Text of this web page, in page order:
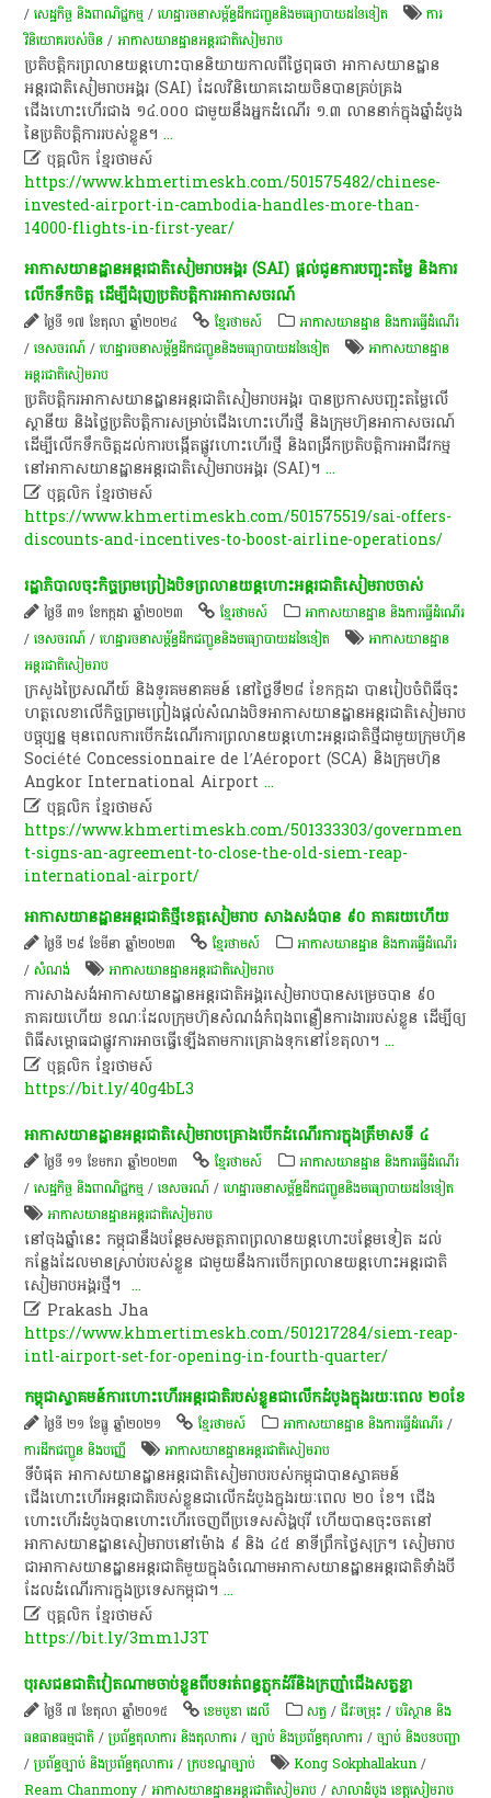
/សេដ្ឋកិច្ច និងពាណិជ្ជកម្ម /ហេដ្ឋារចនាសម្ព័ន្ធដឹកជញ្ជូននិងមធ្យោបាយដទៃទៀត
ការ
វិនិយោគរបស់ចិន /អាកាសយានដ្ឋានអន្តរជាតិសៀមរាប
​ប្រតិបត្តិ​ករ​ព្រ​លាន​យន្តហោះ​បាន​និយាយ​កាលពី​ថ្ងៃ​ពុធ​ថា​ អាកាសយានដ្ឋាន​
អន្តរជាតិ​សៀមរាប​អង្គរ​ (SAI)​ ដែល​វិនិយោគ​ដោយ​ចិន​បាន​គ្រប់គ្រង​
ជើងហោះហើរ​ជាង​ ១៤.០០០​ ជាមួយនឹង​អ្នកដំណើរ​ ១.៣​ លាន​នាក់​ក្នុង​ឆ្នាំ​ដំបូង​
នៃប្រតិបត្តិ​ការ​របស់​ខ្លួន​។​...
 បុគ្គលិក​ ខ្មែរ​ថា​ម​ស៍​
https://www.khmertimeskh.com/501575482/chinese-
invested-airport-in-cambodia-handles-more-than-
14000-flights-in-first-year/
​អាកាសយានដ្ឋាន​អន្តរជាតិ​សៀមរាប​អង្គរ​ (SAI)​ ផ្តល់​ជូន​ការ​បញ្ចុះតម្លៃ​ និង​ការ​
លើកទឹកចិត្ត​ ដើម្បី​ជំរុញ​ប្រតិបត្តិការ​អាកាសចរណ៍​
ថ្ងៃទី ១៧ ខែតុលា ឆ្នាំ២០២៤ ខ្មែរថាមស៍
អាកាសយានដ្ឋាន និងការធ្វើដំណើរ
/ទេសចរណ៍ /ហេដ្ឋារចនាសម្ព័ន្ធដឹកជញ្ជូននិងមធ្យោបាយដទៃទៀត
អាកាសយានដ្ឋាន
អន្តរជាតិសៀមរាប
​ប្រតិបត្តិ​ករ​អាកាសយានដ្ឋាន​អន្តរជាតិ​សៀមរាប​អង្គរ​ បាន​ប្រកាស​បញ្ចុះតម្លៃ​លើ​
ស្ថានីយ​ និង​ថ្លៃ​ប្រតិបត្តិការ​សម្រាប់​ជើងហោះហើរ​ថ្មី​ និង​ក្រុមហ៊ុន​អាកាសចរណ៍​
ដើម្បី​លើកទឹកចិត្ត​ដល់​ការ​បង្កើត​ផ្លូវ​ហោះហើរ​ថ្មី​ និង​ពង្រីក​ប្រតិបត្តិការ​អាជីវកម្ម​
នៅ​អាកាសយានដ្ឋាន​អន្តរជាតិ​សៀមរាប​អង្គរ​ (SAI)​។​...
 បុគ្គលិក​ ខ្មែរ​ថា​ម​ស៍​
https://www.khmertimeskh.com/501575519/sai-offers-
discounts-and-incentives-to-boost-airline-operations/
​រដ្ឋាភិបាល​ចុះ​កិច្ចព្រមព្រៀង​បិទ​ព្រ​លាន​យន្តហោះ​អន្តរជាតិ​សៀមរាប​ចាស់​
ថ្ងៃទី ៣១ ខែកក្កដា ឆ្នាំ២០២៣ ខ្មែរថាមស៍
អាកាសយានដ្ឋាន និងការធ្វើដំណើរ
/ទេសចរណ៍ /ហេដ្ឋារចនាសម្ព័ន្ធដឹកជញ្ជូននិងមធ្យោបាយដទៃទៀត
អាកាសយានដ្ឋាន
អន្តរជាតិសៀមរាប
​ក្រសួង​ប្រៃសណីយ៍​ និង​ទូរគមនាគមន៍​ នៅ​ថ្ងៃ​ទី​២៨​ ខែកក្កដា​ បាន​រៀបចំ​ពិធី​ចុះ
ហត្ថលេខា​លើ​កិច្ចព្រមព្រៀង​ផ្តល់​សំណង​បិទ​អាកាសយានដ្ឋាន​អន្តរជាតិ​សៀមរាប​
បច្ចុប្បន្ន​ មុន​ពេល​ការ​បើក​ដំណើរការ​ព្រ​លាន​យន្តហោះ​អន្តរជាតិ​ថ្មី​ជាមួយ​ក្រុមហ៊ុន​
Société​ Concessionnaire​ de​ l’Aéroport​ (SCA)​ និង​ក្រុមហ៊ុន​
Angkor​ International​ Airport...
 បុគ្គលិក​ ខ្មែរ​ថា​ម​ស៍​
https://www.khmertimeskh.com/501333303/governmen
t-signs-an-agreement-to-close-the-old-siem-reap-
international-airport/
អាកាសយានដ្ឋាន​អន្តរជាតិ​ថ្មី​ខេត្តសៀមរាប​ សាងសង់​បាន​ ៩០​ ភាគរយ​ហើយ​
ថ្ងៃទី ២៩ ខែមីនា ឆ្នាំ២០២៣ ខ្មែរថាមស៍
អាកាសយានដ្ឋាន និងការធ្វើដំណើរ
/សំណង់ អាកាសយានដ្ឋានអន្តរជាតិសៀមរាប
​ការ​សាងសង់​អាកាសយានដ្ឋាន​អន្តរជាតិ​អង្គរ​សៀមរាប​បាន​សម្រេច​បាន​ ៩០​
ភាគរយ​ហើយ​ ខណៈ​ដែល​ក្រុមហ៊ុន​សំណង់​កំពុង​ព​ន្លឿ​ន​ការងារ​របស់​ខ្លួន​ ដើម្បី​ឲ្យ​
ពិធី​សម្ពោធ​ជា​ផ្លូវការ​អាច​ធ្វើ​ឡើង​តាម​ការ​គ្រោងទុក​នៅ​ខែតុលា​។​...
 បុគ្គលិក​ ខ្មែរ​ថា​ម​ស៍​
https://bit.ly/40g4bL3
​អាកាសយានដ្ឋាន​អន្តរជាតិ​សៀមរាប​គ្រោង​បើក​ដំណើរការ​ក្នុង​ត្រីមាស​ទី ​៤
ថ្ងៃទី ១១ ខែមករា ឆ្នាំ២០២៣ ខ្មែរថាមស៍
អាកាសយានដ្ឋាន និងការធ្វើដំណើរ
/សេដ្ឋកិច្ច និងពាណិជ្ជកម្ម /ទេសចរណ៍ /ហេដ្ឋារចនាសម្ព័ន្ធដឹកជញ្ជូននិងមធ្យោបាយដទៃទៀត
អាកាសយានដ្ឋានអន្តរជាតិសៀមរាប
​នៅ​ចុងឆ្នាំ​នេះ​ កម្ពុជា​នឹង​បន្ថែម​សមត្ថភាព​ព្រ​លាន​យន្តហោះ​បន្ថែម​ទៀត​ ដល់​
កន្លែង​ដែល​មាន​ស្រាប់​របស់​ខ្លួន​ ជាមួយនឹង​ការ​បើក​ព្រ​លាន​យន្តហោះ​អន្តរជាតិ​
សៀមរាប​អង្គរ​ថ្មី​។​ ​...
 Prakash Jha
https://www.khmertimeskh.com/501217284/siem-reap-
intl-airport-set-for-opening-in-fourth-quarter/
កម្ពុជាស្វាគមន៍ការហោះហើរអន្តរជាតិរបស់ខ្លួនជាលើកដំបូងក្នុងរយៈពេល ២០ខែ
ថ្ងៃទី ២១ ខែធ្នូ ឆ្នាំ២០២១ ខ្មែរថាមស៍ អាកាសយានដ្ឋាន និងការធ្វើដំណើរ /
ការដឹកជញ្ជូន និងបញ្ញើ
អាកាសយានដ្ឋានអន្តរជាតិសៀមរាប
ទីបំផុត អាកាសយានដ្ឋានអន្តរជាតិសៀមរាបរបស់កម្ពុជាបានស្វាគមន៍
ជើងហោះហើរអន្តរជាតិរបស់ខ្លួនជាលើកដំបូងក្នុងរយៈពេល ២០ ខែ។ ជើង​
ហោះ​ហើរ​ដំបូង​បាន​ហោះ​ហើរ​ចេញ​ពី​ប្រទេស​សិង្ហបុរី ហើយ​បាន​ចុះ​ចត​នៅ​
អាកាសយានដ្ឋាន​សៀមរាប​នៅ​ម៉ោង ៩ និង ៤៥ នាទី​ព្រឹក​ថ្ងៃ​សុក្រ។ សៀមរាប​
ជា​អាកាសយានដ្ឋាន​អន្តរជាតិ​មួយ​ក្នុង​ចំណោម​អាកាសយានដ្ឋាន​អន្តរជាតិ​ទាំង​បី​
ដែល​ដំណើរការ​ក្នុង​ប្រទេស​កម្ពុជា។...
 បុគ្គលិក​ ខ្មែរ​ថា​ម​ស៍​
https://bit.ly/3mm1J3T
បុរស​ជនជាតិ​វៀតណាម​ចាប់ខ្លួន​ពី​បទ​រត់ពន្ធ​ភ្លុក​ដំរី​និង​ក្រ​ញ៉ាំ​ជើង​សត្វ​ខ្លា​
ថ្ងៃទី ៧ ខែតុលា ឆ្នាំ២០១៥ ខេមបូឌា ដេលី សត្វ /ជីវៈចម្រុះ /បរិស្ថាន និង
ធនធានធម្មជាតិ /ប្រព័ន្ធតុលាការ និងតុលាការ /ច្បាប់ និងប្រព័ន្ធតុលាការ /ច្បាប់ និងបទបញ្ជា
/ប្រព័ន្ធច្បាប់ និងប្រព័ន្ធតុលាការ /ក្របខណ្ឌច្បាប់ Kong Sokphallakun /
Ream Chanmony /អាកាសយានដ្ឋានអន្តរជាតិសៀមរាប /សាលាដំបូង​ ខេត្ត​សៀម​រាប